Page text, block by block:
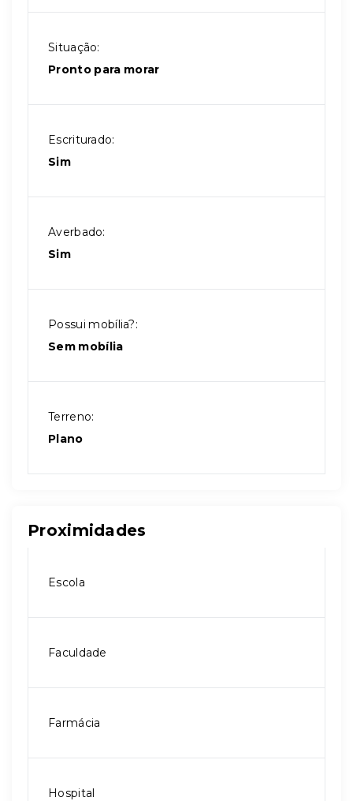
Situação:
Pronto para morar
Escriturado:
Sim
Averbado:
Sim
Possui mobília?:
Sem mobília
Terreno:
Plano
Proximidades
Escola
Faculdade
Farmácia
Hospital